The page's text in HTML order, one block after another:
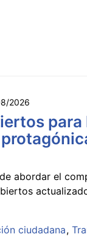
2026
abordar el
ciudadana